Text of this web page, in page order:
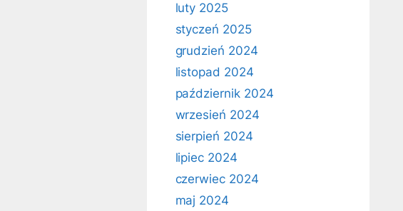
luty 2025
styczeń 2025
grudzień 2024
listopad 2024
październik 2024
wrzesień 2024
sierpień 2024
lipiec 2024
czerwiec 2024
maj 2024